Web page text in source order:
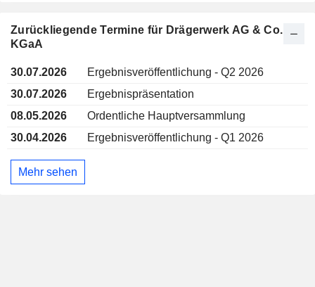
Zurückliegende Termine für Drägerwerk AG & Co.
KGaA
30.07.2026
Ergebnisveröffentlichung - Q2 2026
30.07.2026
Ergebnispräsentation
08.05.2026
Ordentliche Hauptversammlung
30.04.2026
Ergebnisveröffentlichung - Q1 2026
Mehr sehen